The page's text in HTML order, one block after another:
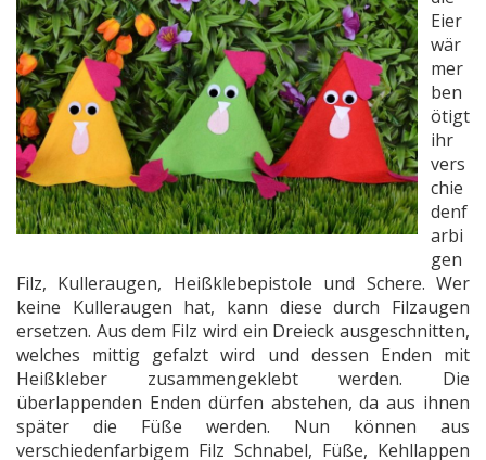
Eier
wär
mer
ben
ötigt
ihr
vers
chie
denf
arbi
gen
Filz, Kulleraugen, Heißklebepistole und Schere. Wer
keine Kulleraugen hat, kann diese durch Filzaugen
ersetzen. Aus dem Filz wird ein Dreieck ausgeschnitten,
welches mittig gefalzt wird und dessen Enden mit
Heißkleber zusammengeklebt werden. Die
überlappenden Enden dürfen abstehen, da aus ihnen
später die Füße werden. Nun können aus
verschiedenfarbigem Filz Schnabel, Füße, Kehllappen